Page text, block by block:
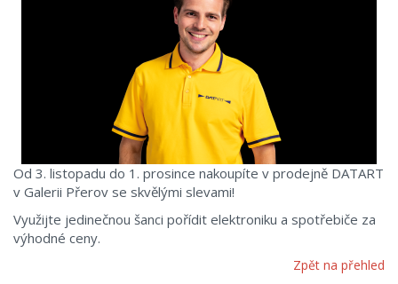
Od 3. listopadu do 1. prosince nakoupíte v prodejně DATART
v Galerii Přerov se skvělými slevami!
Využijte jedinečnou šanci pořídit elektroniku a spotřebiče za
výhodné ceny.
Zpět na přehled